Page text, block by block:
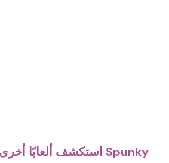
استكشف ألعابًا أخرى مثيرة على لعبة Spunky